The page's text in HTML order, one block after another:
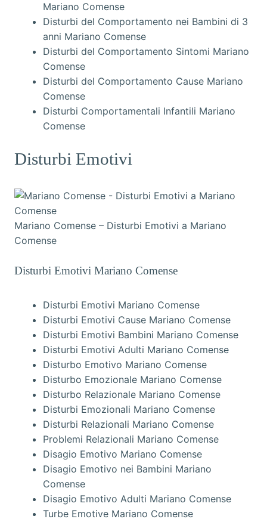
Mariano Comense
Disturbi del Comportamento nei Bambini di 3
anni Mariano Comense
Disturbi del Comportamento Sintomi Mariano
Comense
Disturbi del Comportamento Cause Mariano
Comense
Disturbi Comportamentali Infantili Mariano
Comense
Disturbi Emotivi
Mariano Comense – Disturbi Emotivi a Mariano
Comense
Disturbi Emotivi Mariano Comense
Disturbi Emotivi Mariano Comense
Disturbi Emotivi Cause Mariano Comense
Disturbi Emotivi Bambini Mariano Comense
Disturbi Emotivi Adulti Mariano Comense
Disturbo Emotivo Mariano Comense
Disturbo Emozionale Mariano Comense
Disturbo Relazionale Mariano Comense
Disturbi Emozionali Mariano Comense
Disturbi Relazionali Mariano Comense
Problemi Relazionali Mariano Comense
Disagio Emotivo Mariano Comense
Disagio Emotivo nei Bambini Mariano
Comense
Disagio Emotivo Adulti Mariano Comense
Turbe Emotive Mariano Comense